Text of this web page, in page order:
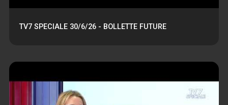
TV7 SPECIALE 30/6/26 - BOLLETTE FUTURE